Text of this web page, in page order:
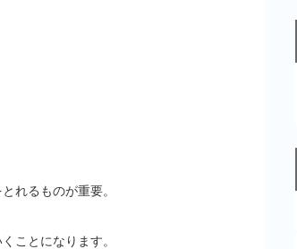
れるものが重要。
ことになります。